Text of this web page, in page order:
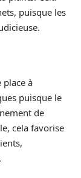
puisque les
place à
puisque le
de
cela favorise